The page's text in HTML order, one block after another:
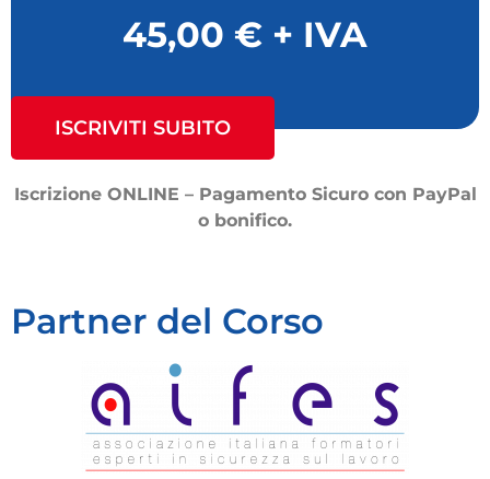
45,00 € + IVA
ISCRIVITI SUBITO
Iscrizione ONLINE – Pagamento Sicuro con PayPal
o bonifico.
Partner del Corso